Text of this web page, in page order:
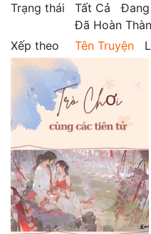
Truyện Mới Ra
Hoàn Thành
Hậu Cung
Truyện Convert
Truyện Dịch
Trạng thái
Tất Cả
Đang
Đã Hoàn
Xếp theo
Tên Truyện